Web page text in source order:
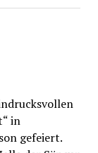
in
gefeiert.